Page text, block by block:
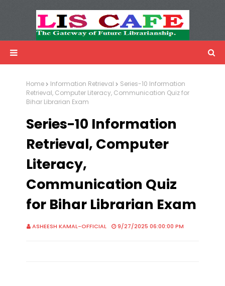
Advertisemnet
Home Information Retrieval
Series-10 Information
Retrieval, Computer Literacy, Communication Quiz for
Bihar Librarian Exam
Series-10 Information
Retrieval, Computer
Literacy,
Communication Quiz
for Bihar Librarian Exam
ASHEESH KAMAL-OFFICIAL 9/27/2025 06:00:00 PM